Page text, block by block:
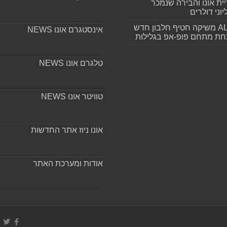
אונו והבירה שנמכר
דולרים
ALLIN משיקה חטיף חלבון חדש
מתחם פופ-אפ בגלילות
אינסטגרם אונו NEWS
טלגרם אונו NEWS
טוויטר אונו NEWS
אונו ניוז אתר החדשות
אודות ומערכת האתר